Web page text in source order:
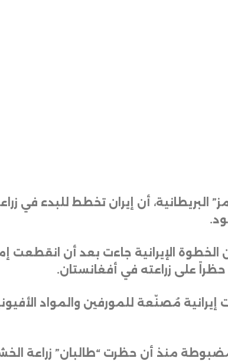
البريطانية، أن إيران تخطط للبدء في
.
الخطوة الإيرانية جاءت بعد أن انقطعت
على زراعته في أفغانستان.
إيرانية مُصنّعة للمورفين والمواد